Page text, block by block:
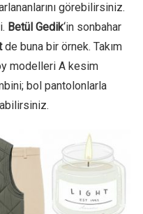
görebilirsiniz.
Betül Gedik‘in sonbahar
de buna bir örnek. Takım
modelleri A kesim
bol pantolonlarla